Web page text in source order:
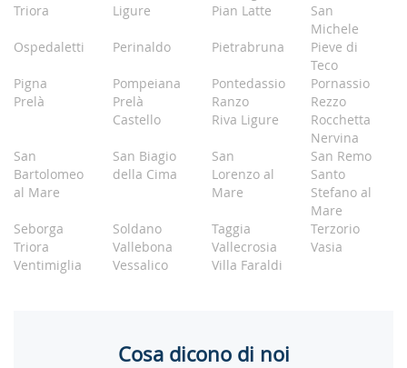
Triora
Ligure
Pian Latte
San
Michele
Ospedaletti
Perinaldo Pietrabruna
Pieve di
Teco
Pigna
Pompeiana Pontedassio
Pornassio
Prelà
Prelà
Castello
Ranzo
Rezzo
Riva Ligure
Rocchetta
Nervina
San
Bartolomeo
al Mare
San Biagio
della Cima
San
Lorenzo al
Mare
San Remo
Santo
Stefano al
Mare
Seborga
Soldano Taggia
Terzorio
Triora
Vallebona Vallecrosia
Vasia
Ventimiglia
Vessalico Villa Faraldi
Cosa dicono di noi